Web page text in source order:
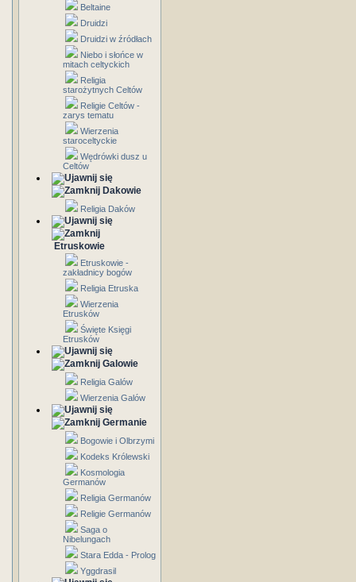
Beltaine
Druidzi
Druidzi w źródłach
Niebo i słońce w
mitach celtyckich
Religia
starożytnych Celtów
Religie Celtów -
zarys tematu
Wierzenia
staroceltyckie
Wędrówki dusz u
Celtów
Dakowie
Religia Daków
Etruskowie
Etruskowie -
zakładnicy bogów
Religia Etruska
Wierzenia
Etrusków
Święte Księgi
Etrusków
Galowie
Religia Galów
Wierzenia Galów
Germanie
Bogowie i Olbrzymi
Kodeks Królewski
Kosmologia
Germanów
Religia Germanów
Religie Germanów
Saga o
Nibelungach
Stara Edda - Prolog
Yggdrasil